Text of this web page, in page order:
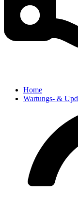
Home
Wartungs- &